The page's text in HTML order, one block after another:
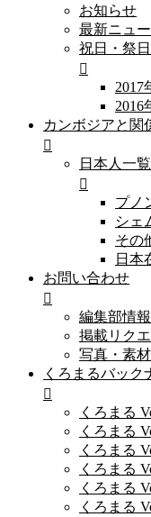
お知らせ
最新ニュ
祝日・祭
2017
2016
カンボジアと関
日本人一覧
プノ
シェ
その
日本
お問い合わせ
編集部情
掲載リク
写真・素
くろまるバック
くろまる
くろまる
くろまる
くろまる
くろまる
くろまる